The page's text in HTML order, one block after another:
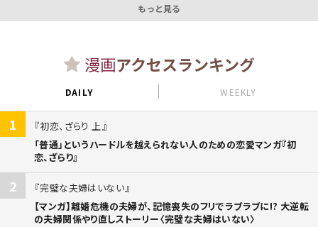
もっと見る
漫画アクセスランキング
DAILY WEEKLY
1
初恋、ざらり 上
「普通」というハードルを越えられない人のための恋愛マンガ『初
恋、ざらり』
2
完璧な夫婦はいない
【マンガ】離婚危機の夫婦が、記憶喪失のフリでラブラブに!? 大逆転
の夫婦関係やり直しストーリー〈完璧な夫婦はいない〉